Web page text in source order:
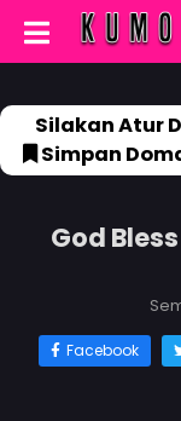
Silakan Atur
Simpan
God
Facebook